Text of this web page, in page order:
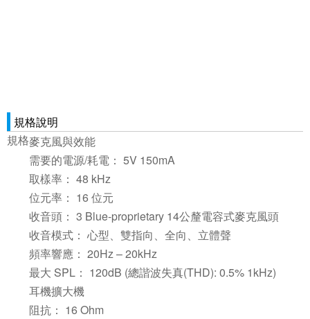
規格說明
規格麥克風與效能
需要的電源/耗電： 5V 150mA
取樣率： 48 kHz
位元率： 16 位元
收音頭： 3 Blue-proprietary 14公釐電容式麥克風頭
收音模式： 心型、雙指向、全向、立體聲
頻率響應： 20Hz – 20kHz
最大 SPL： 120dB (總諧波失真(THD): 0.5% 1kHz)
耳機擴大機
阻抗： 16 Ohm